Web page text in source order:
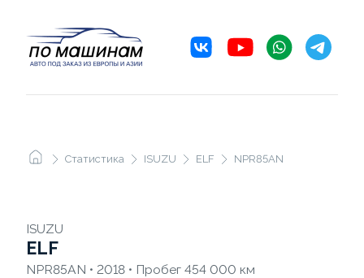
Статистика ISUZU ELF NPR85AN
ISUZU
ELF
NPR85AN • 2018 • Пробег 454 000 км